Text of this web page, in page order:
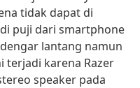
tidak dapat di
puji dari smartphone
lantang namun
terjadi karena Razer
speaker pada